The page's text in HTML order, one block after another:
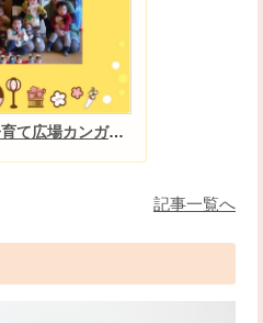
おひなさまランチ会 ≪子育て広場カンガルーム≫
記事一覧へ